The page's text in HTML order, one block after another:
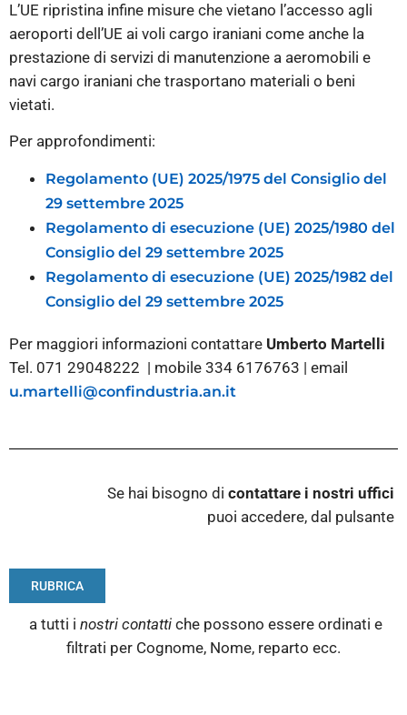
L’UE ripristina infine misure che vietano l’accesso agli
aeroporti dell’UE ai voli cargo iraniani come anche la
prestazione di servizi di manutenzione a aeromobili e
navi cargo iraniani che trasportano materiali o beni
vietati.
Per approfondimenti:
Regolamento (UE) 2025/1975 del Consiglio del
29 settembre 2025
Regolamento di esecuzione (UE) 2025/1980 del
Consiglio del 29 settembre 2025
Regolamento di esecuzione (UE) 2025/1982 del
Consiglio del 29 settembre 2025
Per maggiori informazioni contattare Umberto Martelli
Tel. 071 29048222 | mobile 334 6176763 | email
u.martelli@confindustria.an.it
Se hai bisogno di contattare i nostri uffici
puoi accedere, dal pulsante
RUBRICA
a tutti i nostri contatti che possono essere ordinati e
filtrati per Cognome, Nome, reparto ecc.